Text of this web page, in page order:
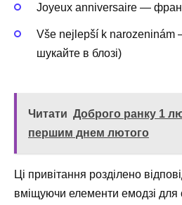
Joyeux anniversaire —
Vše nejlepší k narozeninám
шукайте в блозі)
Читати Доброго ранку 1
першим днем лютого
Ці привітання розділено
вміщуючи елементи емодзі для